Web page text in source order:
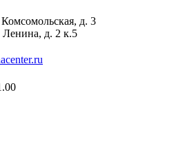
Комсомольская, д. 3
Ленина, д. 2 к.5